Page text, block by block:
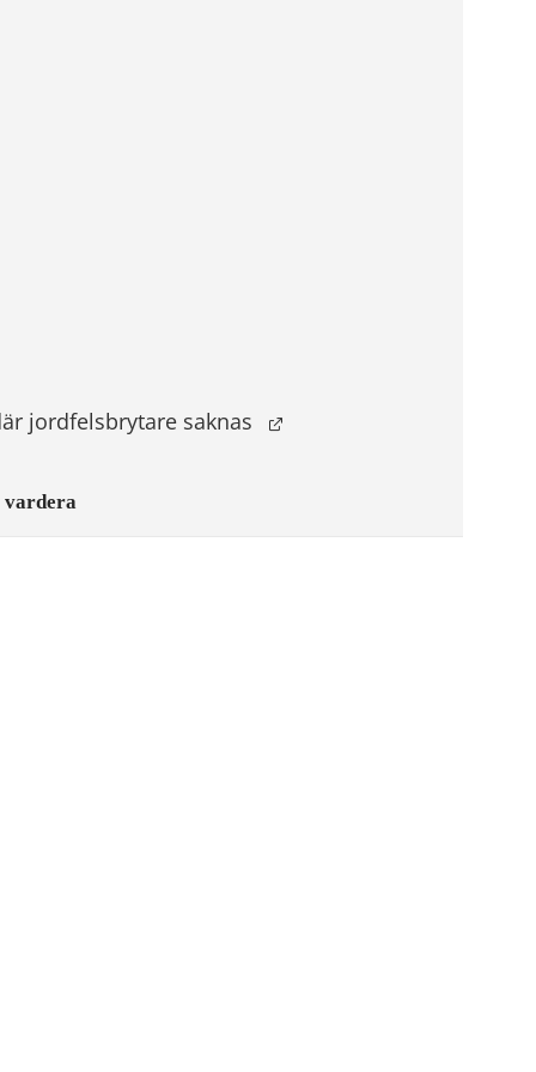
jordfelsbrytare saknas
vardera